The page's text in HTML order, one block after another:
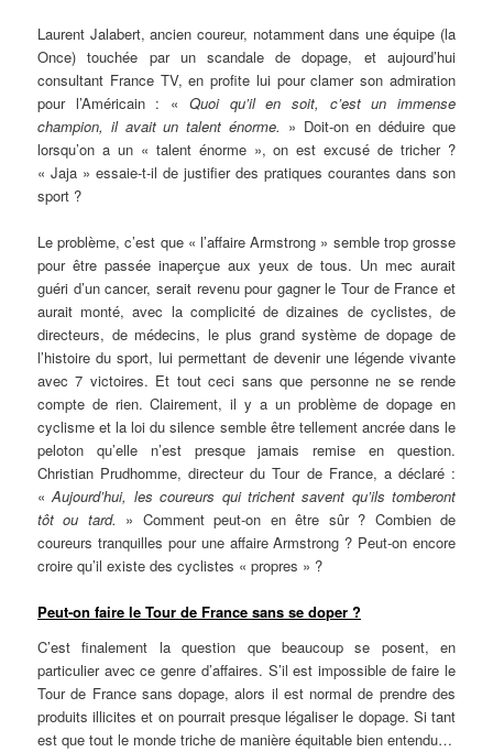
Laurent Jalabert, ancien coureur, notamment dans une équipe (la
Once) touchée par un scandale de dopage, et aujourd’hui
consultant France TV, en profite lui pour clamer son admiration
pour l’Américain : « Quoi qu’il en soit, c’est un immense
champion, il avait un talent énorme. » Doit-on en déduire que
lorsqu’on a un « talent énorme », on est excusé de tricher ?
« Jaja » essaie-t-il de justifier des pratiques courantes dans son
sport ?
Le problème, c’est que « l’affaire Armstrong » semble trop grosse
pour être passée inaperçue aux yeux de tous. Un mec aurait
guéri d’un cancer, serait revenu pour gagner le Tour de France et
aurait monté, avec la complicité de dizaines de cyclistes, de
directeurs, de médecins, le plus grand système de dopage de
l’histoire du sport, lui permettant de devenir une légende vivante
avec 7 victoires. Et tout ceci sans que personne ne se rende
compte de rien. Clairement, il y a un problème de dopage en
cyclisme et la loi du silence semble être tellement ancrée dans le
peloton qu’elle n’est presque jamais remise en question.
Christian Prudhomme, directeur du Tour de France, a déclaré :
«Aujourd’hui, les coureurs qui trichent savent qu’ils tomberont
tôt ou tard. » Comment peut-on en être sûr ? Combien de
coureurs tranquilles pour une affaire Armstrong ? Peut-on encore
croire qu’il existe des cyclistes « propres » ?
Peut-on faire le Tour de France sans se doper ?
C’est finalement la question que beaucoup se posent, en
particulier avec ce genre d’affaires. S’il est impossible de faire le
Tour de France sans dopage, alors il est normal de prendre des
produits illicites et on pourrait presque légaliser le dopage. Si tant
est que tout le monde triche de manière équitable bien entendu…